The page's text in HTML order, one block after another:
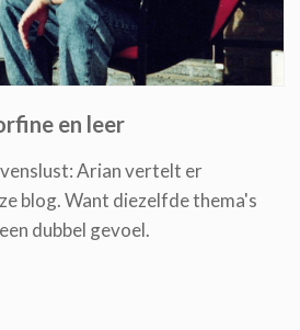
en leer
Arian vertelt er
blog. Want diezelfde thema's
dubbel gevoel.